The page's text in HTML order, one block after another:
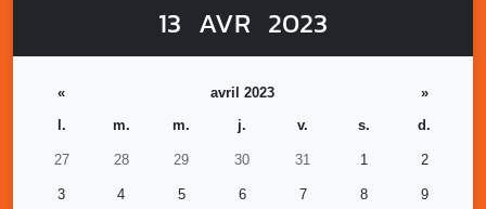
13 AVR 2023
« avril 2023
»
l.
m. m. j. v. s. d.
27 28 29 30 31 1 2
3 4 5 6 7 8 9